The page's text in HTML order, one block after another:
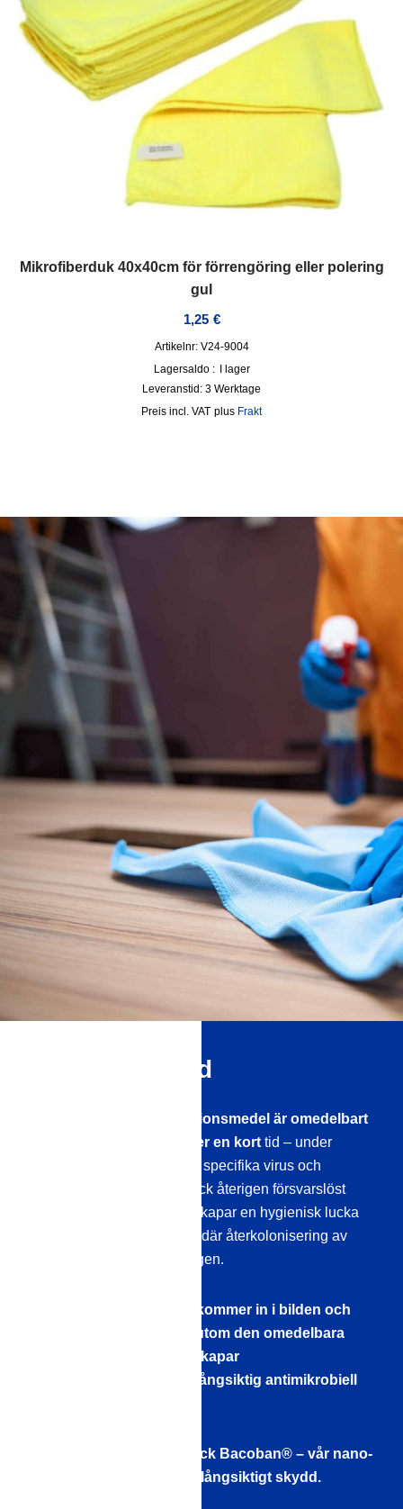
Mikrofiberduk 40x40cm för förrengöring eller polering
gul
1,25 €
Artikelnr: V24-9004
Lagersaldo : I lager
Leveranstid: 3 Werktage
incl. VAT plus Frakt
Problemet med
Konventionella desinfektionsmedel är omedelbart
effektiva – men bara under en kort tid – under
exponeringstiden dödar de specifika virus och
bakterier. Efteråt är ytan dock återigen försvarslöst
exponerad för dem. Detta skapar en hygienisk lucka
fram till nästa desinfektion, där återkolonisering av
mikroorganismer kan ske igen.
Det är här nanotekniken kommer in i bilden och
sluter hygienluckan! Förutom den omedelbara
desinficerande effekten skapar
nanoytmodifieringen en långsiktig antimikrobiell
Hur fungerar den? Upptäck Bacoban® – vår nano-
desinfektion av ytor med långsiktigt skydd.